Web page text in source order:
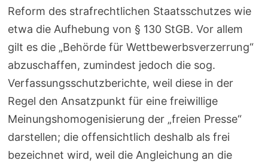
Reform des strafrechtlichen Staatsschutzes wie
etwa die Aufhebung von § 130 StGB. Vor allem
gilt es die „Behörde für Wettbewerbsverzerrung“
abzuschaffen, zumindest jedoch die sog.
Verfassungsschutzberichte, weil diese in der
Regel den Ansatzpunkt für eine freiwillige
Meinungshomogenisierung der „freien Presse“
darstellen; die offensichtlich deshalb als frei
bezeichnet wird, weil die Angleichung an die